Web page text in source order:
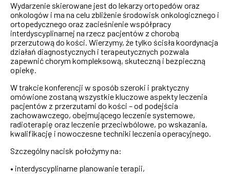
Wydarzenie skierowane jest do lekarzy ortopedów oraz
onkologów i ma na celu zbliżenie środowisk onkologicznego i
ortopedycznego oraz zacieśnienie współpracy
interdyscyplinarnej na rzecz pacjentów z chorobą
przerzutową do kości. Wierzymy, że tylko ścisła koordynacja
działań diagnostycznych i terapeutycznych pozwala
zapewnić chorym kompleksową, skuteczną i bezpieczną
opiekę.
W trakcie konferencji w sposób szeroki i praktyczny
omówione zostaną wszystkie kluczowe aspekty leczenia
pacjentów z przerzutami do kości – od podejścia
zachowawczego, obejmującego leczenie systemowe,
radioterapię oraz leczenie przeciwbólowe, po wskazania,
kwalifikację i nowoczesne techniki leczenia operacyjnego.
Szczególny nacisk położymy na:
• interdyscyplinarne planowanie terapii,